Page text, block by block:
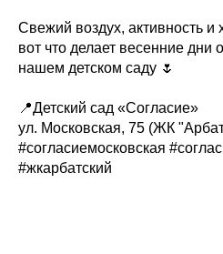
Свежий воздух, активность
вот что делает весенние дни
нашем детском саду 🌷
📍Детский сад «Согласие»
ул. Московская, 75 (ЖК
#согласиемосковская
#жкарбатский